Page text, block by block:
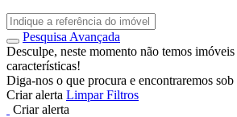
Pesquisa Avançada
Desculpe, neste momento não temos imóveis
características!
Diga-nos o que procura e encontraremos sob
Criar alerta Limpar Filtros
Criar alerta